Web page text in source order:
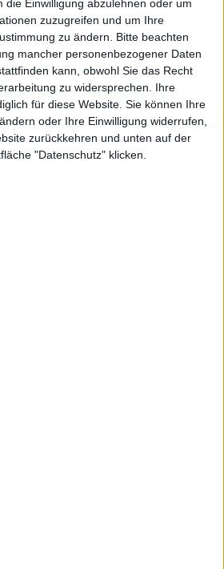
die Einwilligung abzulehnen oder um
zuzugreifen und um Ihre
zu ändern. Bitte beachten
mancher personenbezogener Daten
kann, obwohl Sie das Recht
zu widersprechen. Ihre
für diese Website. Sie können Ihre
oder Ihre Einwilligung widerrufen,
zurückkehren und unten auf der
"Datenschutz" klicken.
Performance
Profi-Chart Basis-Chart
der Aktie von naoo in einfacher
Darstellungen interessiert
Chart.